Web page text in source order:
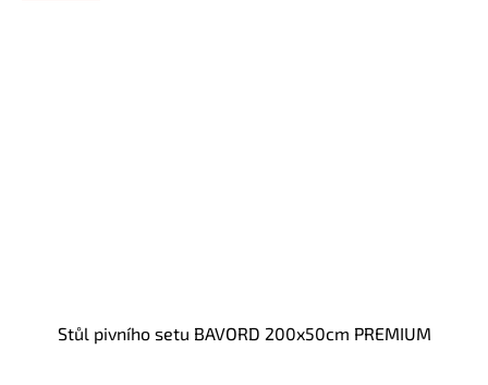
Stůl pivního setu BAVORD 200x50cm PREMIUM